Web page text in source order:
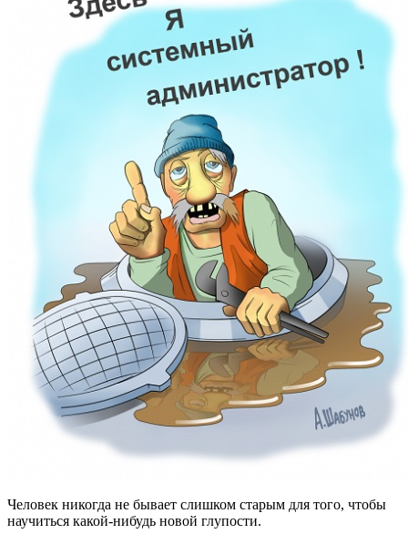
Человек никогда не бывает слишком старым для того, чтобы
научиться какой-нибудь новой глупости.